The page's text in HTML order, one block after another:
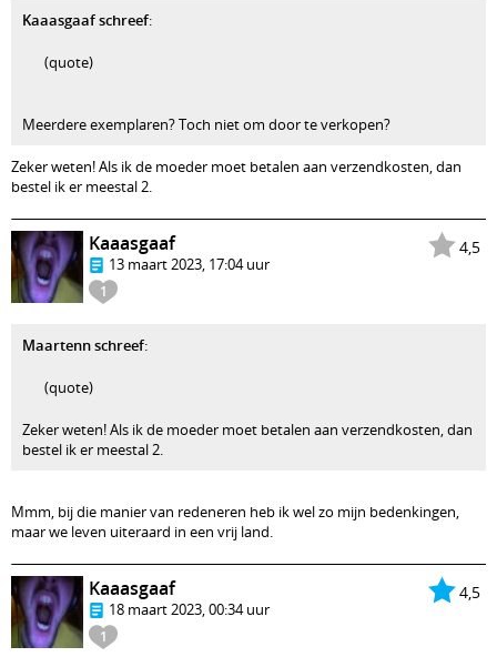
Kaaasgaaf schreef:
(quote)
Meerdere exemplaren? Toch niet om door te verkopen?
Zeker weten! Als ik de moeder moet betalen aan verzendkosten, dan
bestel ik er meestal 2.
4,5
1
Kaaasgaaf
13 maart 2023, 17:04 uur
Maartenn schreef:
(quote)
Zeker weten! Als ik de moeder moet betalen aan verzendkosten, dan
bestel ik er meestal 2.
Mmm, bij die manier van redeneren heb ik wel zo mijn bedenkingen,
maar we leven uiteraard in een vrij land.
4,5
1
Kaaasgaaf
18 maart 2023, 00:34 uur